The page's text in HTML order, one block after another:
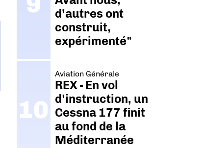
d’autres ont
construit,
expérimenté"
Aviation Générale
REX - En vol
d'instruction, un
Cessna 177 finit
au fond de la
Méditerranée